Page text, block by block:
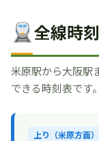
全線時
米原駅から大阪駅
できる時刻表です
上り（米原方面）